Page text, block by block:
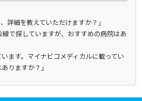
詳細を教えていただけますか？」
で探していますが、おすすめの病院はあ
ます。マイナビコメディカルに載ってい
ますか？」